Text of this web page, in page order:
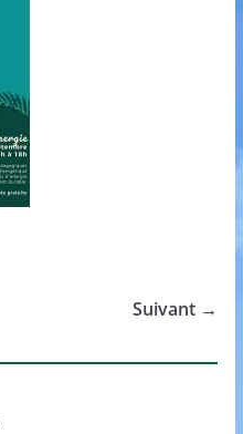
Suivant →